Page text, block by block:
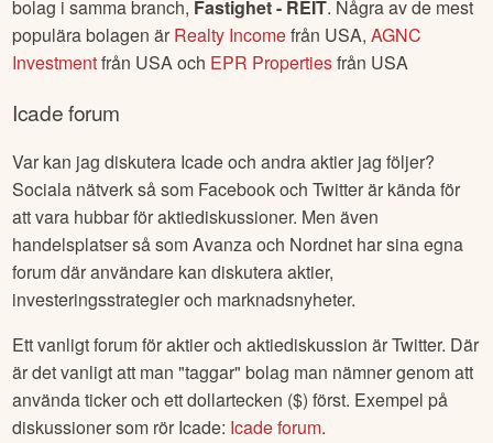
bolag i samma branch, Fastighet - REIT. Några av de mest
populära bolagen är Realty Incomefrån USA,AGNC
Investmentfrån USAoch EPR Propertiesfrån USA
Icadeforum
Var kan jag diskutera Icadeoch andra aktier jag följer?
Sociala nätverk så som Facebook och Twitter är kända för
att vara hubbar för aktiediskussioner. Men även
handelsplatser så som Avanza och Nordnet har sina egna
forum där användare kan diskutera aktier,
investeringsstrategier och marknadsnyheter.
Ett vanligt forum för aktier och aktiediskussion är Twitter. Där
är det vanligt att man "taggar" bolag man nämner genom att
använda ticker och ett dollartecken ($) först. Exempel på
diskussioner som rör Icade: Icadeforum.